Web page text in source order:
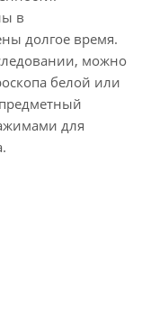
в
долгое время.
можно
белой или
для